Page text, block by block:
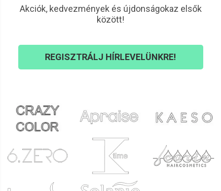
Akciók, kedvezmények és újdonságokaz elsők
között!
REGISZTRÁLJ HÍRLEVELÜNKRE!